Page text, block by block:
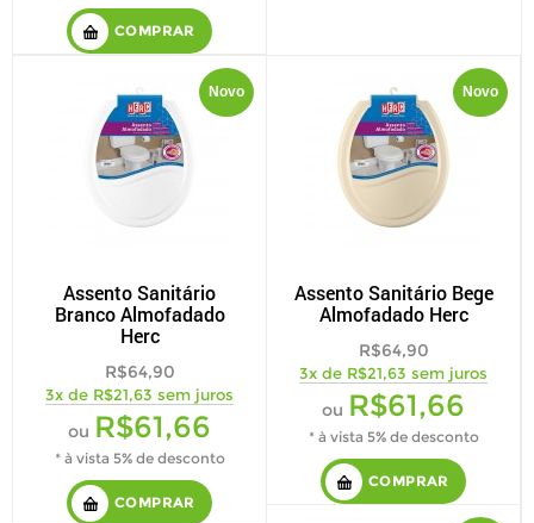
COMPRAR
Novo
Assento Sanitário
Branco Almofadado
Herc
R$64,90
3x de R$21,63 sem juros
ou R$61,66
* à vista 5% de desconto
COMPRAR
Novo
Assento Sanitário Bege
Almofadado Herc
R$64,90
3x de R$21,63 sem juros
ou R$61,66
* à vista 5% de desconto
COMPRAR